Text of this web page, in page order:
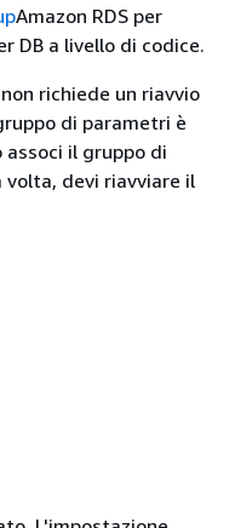
Amazon RDS per
DB a livello di codice.
richiede un riavvio
di parametri è
il gruppo di
devi riavviare il